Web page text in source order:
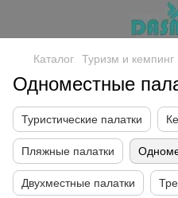
Каталог Туризм и кемпинг
Одноместные
Туристические палатки
Пляжные палатки
Двухместные палатки